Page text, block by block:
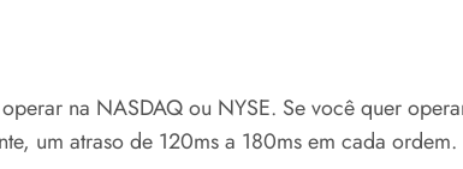
na NASDAQ ou NYSE. Se você quer
um atraso de 120ms a 180ms em cada ordem.